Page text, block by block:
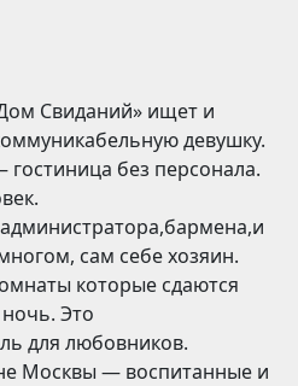
Свиданий» ищет и
девушку.
без персонала.
сам себе хозяин.
которые сдаются
Это
для любовников.
Москвы — воспитанные и